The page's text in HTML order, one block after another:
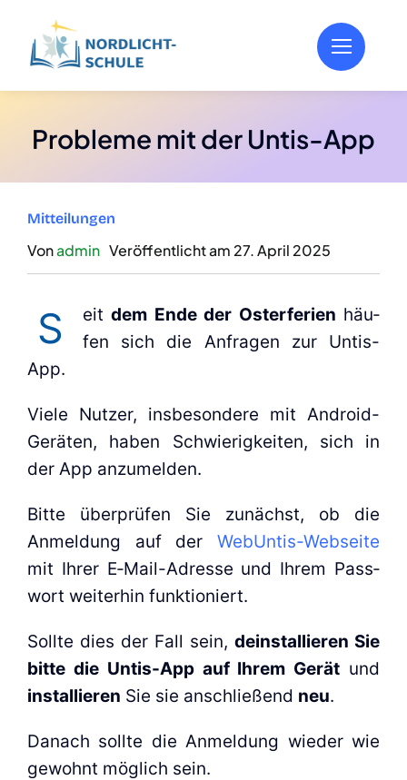
Inhalt
springen
Pro­ble­me mit der Untis-App
Mit­tei­lun­gen
Vonadmin Ver­öf­fent­licht am 27. April 2025
S eitdem Ende der Oster­fe­ri­en häu­
fen sich die Anfra­gen zur Untis-
App.
Vie­le Nut­zer, ins­be­son­de­re mit Android-
Gerä­­ten, haben Schwie­rig­kei­ten, sich in
der App anzu­mel­den.
Bit­te über­prü­fen Sie zunächst, ob die
Anmel­dung auf der WebUn­­tis-Web­­sei­­te
mit Ihrer E‑Mail-Adres­­se und Ihrem Pass­
wort wei­ter­hin funk­tio­niert.
Soll­te dies der Fall sein, deinstal­lie­ren Sie
bit­te die Untis-App auf Ihrem Gerät und
instal­lie­ren Sie sie anschlie­ßend neu.
Danach soll­te die Anmel­dung wie­der wie
gewohnt mög­lich sein.